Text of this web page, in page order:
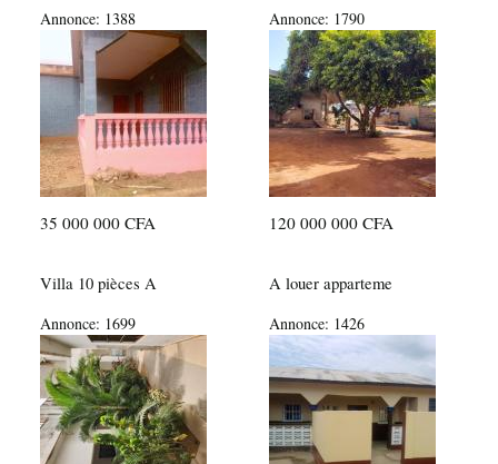
Annonce: 1388
35 000 000 CFA
Annonce: 1790
120 000 000 CFA
Villa 10 pièces A
Annonce: 1699
A louer apparteme
Annonce: 1426